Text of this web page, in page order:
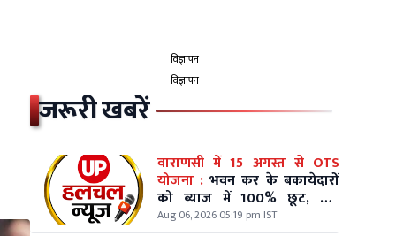
विज्ञापन
विज्ञापन
जरूरी खबरें
वाराणसी में 15 अगस्त से OTS
योजना : भवन कर के बकायेदारों
को ब्याज में 100% छूट, तीन
किश्तों में भी भुगतान
Aug 06, 2026 05:19 pm IST